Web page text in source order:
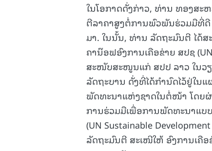
ໃນໂອກາດດັ່ງກ່າວ, ທ່ານ ທອງສ
ຕີລາຄາສູງຕໍ່ການພົວພັນຮ່ວມມືທີ່ດີ
ມາ. ໃນນັ້ນ, ທ່ານ ລັດຖະມົນຕີ ໄດ້
ຄານ໊ອຟອົງການເຄືອຂ່າຍ ສປຊ
ສະໜັບສະໜູນແກ່ ສປປ ລາວ ໃນວ
ລັດຖະບານ ດັ່ງທີ່ໄດ້ກໍານົດໄວ້ຢູ່ໃນ
ພັດທະນາແຫ່ງຊາດໃນຕໍ່ໜ້າ ໂດຍ
ການຮ່ວມມືເພື່ອການພັດທະນາແບ
(UN Sustainable
ລັດຖະມົນຕີ ສະເໜີໃຫ້ ອົງການເຄື